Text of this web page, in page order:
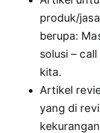
produk/
berupa:
solusi –
kita.
Artikel
yang di